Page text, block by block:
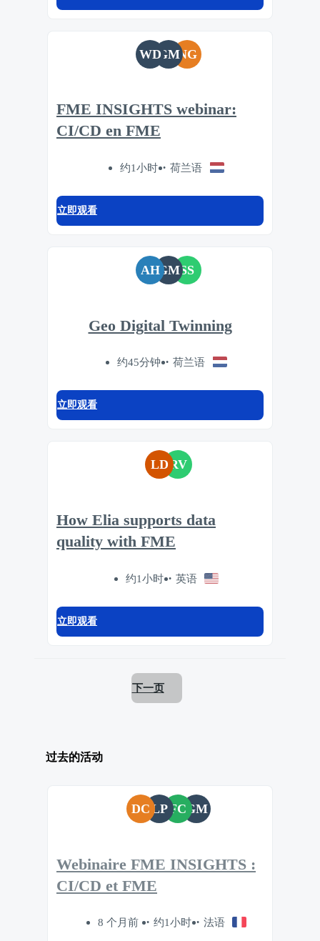
WDGMNG
FME INSIGHTS webinar:
CI/CD en FME
约1小时 荷兰语
立即观看
AHGMSS
Geo Digital Twinning
约45分钟 荷兰语
立即观看
LD RV
How Elia supports data
quality with FME
约1小时 英语
立即观看
下一页
过去的活动
DC LP FCGM
Webinaire FME INSIGHTS :
CI/CD et FME
8 个月前 约1小时 法语